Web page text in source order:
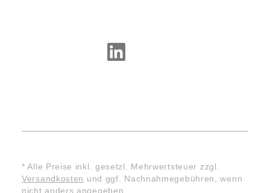
* Alle Preise inkl. gesetzl. Mehrwertsteuer zzgl.
Versandkosten und ggf. Nachnahmegebühren, wenn
nicht anders angegeben.